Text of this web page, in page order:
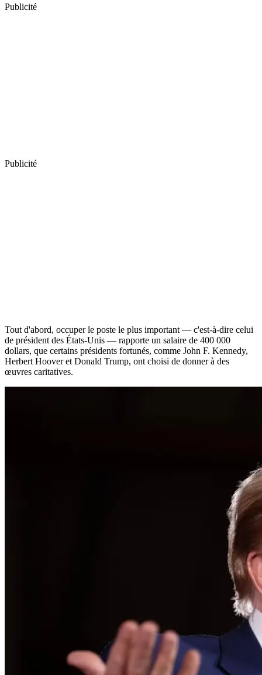
Publicité
Publicité
Tout d'abord, occuper le poste le plus important — c'est-à-dire celui
de président des États-Unis — rapporte un salaire de 400 000
dollars, que certains présidents fortunés, comme John F. Kennedy,
Herbert Hoover et Donald Trump, ont choisi de donner à des
œuvres caritatives.